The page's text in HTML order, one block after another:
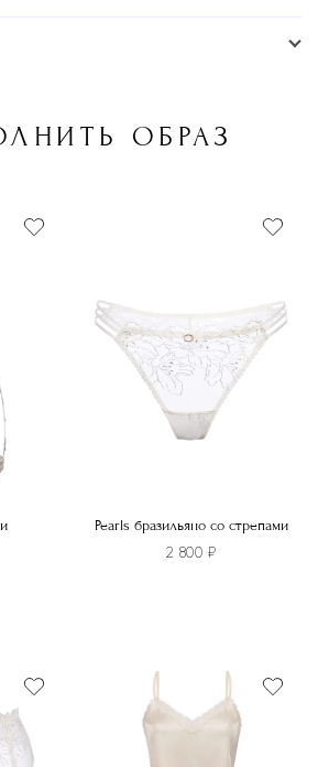
ОБРАЗ
Pearls бразильяно со стрепами
2 800 ₽
вариаций.